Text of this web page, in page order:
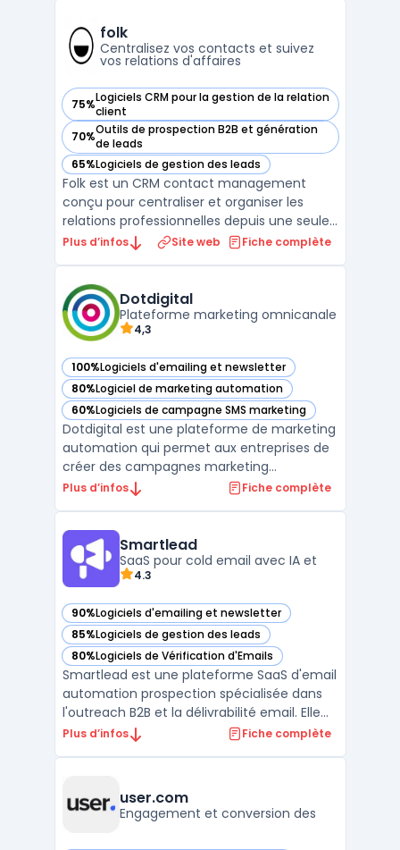
tailles recherchant un outil pour
coordonner les actions omni‑chann ...
folk
Centralisez vos contacts et suivez
vos relations d'affaires
75%Logiciels CRM pour la gestion de la relation
client
— voir folk dans cette catégorie
70%Outils de prospection B2B et génération
de leads
— voir folk dans cette catégorie
65%Logiciels de gestion des leads
— voir folk dans cette catégorie
Folk est un CRM contact management
conçu pour centraliser et organiser les
relations professionnelles depuis une seule
interface. Destiné aux équipes de petite
travailleurs indépendants ou responsables
partenariat ...
Plus d’infos Site web Fiche complète
Dotdigital
Plateforme marketing omnicanale
4,3
100%Logiciels d'emailing et newsletter
— voir Dotdigital dans cette catégorie
80%Logiciel de marketing automation
— voir Dotdigital dans cette catégorie
60%Logiciels de campagne SMS marketing
— voir Dotdigital dans cette catégorie
Dotdigital est une plateforme de marketing
automation qui permet aux entreprises de
créer des campagnes marketing
personnalisées et hautement ciblées. Avec
intégrés, Dotdigital offre une solution de
marketing to ...
Plus d’infos Fiche complète
Smartlead
SaaS pour cold email avec IA et
4.3
90%Logiciels d'emailing et newsletter
— voir Smartlead dans cette catégorie
85%Logiciels de gestion des leads
— voir Smartlead dans cette catégorie
80%Logiciels de Vérification d'Emails
— voir Smartlead dans cette catégorie
Smartlead est une plateforme SaaS d'email
automation prospection spécialisée dans
l'outreach B2B et la délivrabilité email. Elle
centralise la gestion des comptes email
Plus d’infos Fiche complète
user.com
Engagement et conversion des